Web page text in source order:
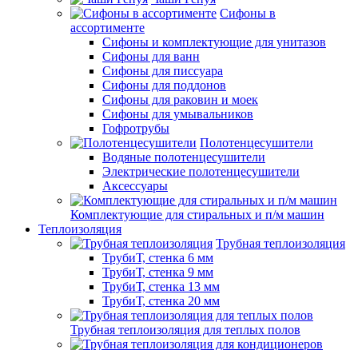
Сифоны в
ассортименте
Сифоны и комплектующие для унитазов
Сифоны для ванн
Сифоны для писсуара
Сифоны для поддонов
Сифоны для раковин и моек
Сифоны для умывальников
Гофротрубы
Полотенцесушители
Водяные полотенцесушители
Электрические полотенцесушители
Аксессуары
Комплектующие для стиральных и п/м машин
Теплоизоляция
Трубная теплоизоляция
ТрубиТ, стенка 6 мм
ТрубиТ, стенка 9 мм
ТрубиТ, стенка 13 мм
ТрубиТ, стенка 20 мм
Трубная теплоизоляция для теплых полов